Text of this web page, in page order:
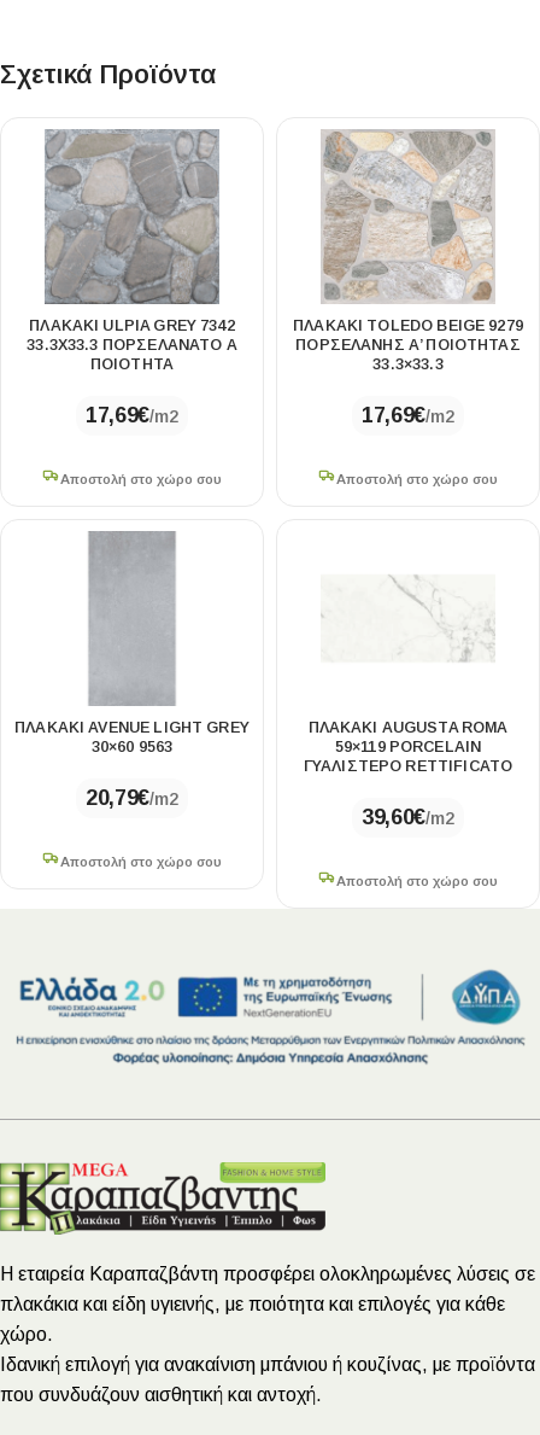
Σχετικά Προϊόντα
ΠΛΑΚΑΚΙ ULPIA GREY 7342
33.3X33.3 ΠΟΡΣΕΛΑΝΑΤΟ Α
ΠΟΙΟΤΗΤΑ
17,69€/m2
Αποστολή στο χώρο σου
ΠΛΑΚΑΚΙ TOLEDO BEIGE 9279
ΠΟΡΣΕΛΑΝΗΣ Α’ ΠΟΙΟΤΗΤΑΣ
33.3×33.3
17,69€/m2
Αποστολή στο χώρο σου
ΠΛΑΚΑΚΙ AVENUE LIGHT GREY
30×60 9563
20,79€/m2
Αποστολή στο χώρο σου
ΠΛΑΚΆΚΙ AUGUSTA ROMA
59×119 PORCELAIN
ΓΥΑΛΙΣΤΕΡΌ RETTIFICATO
39,60€/m2
Αποστολή στο χώρο σου
Η εταιρεία Καραπαζβάντη προσφέρει ολοκληρωμένες λύσεις σε
πλακάκια και είδη υγιεινής, με ποιότητα και επιλογές για κάθε
χώρο.
Ιδανική επιλογή για ανακαίνιση μπάνιου ή κουζίνας, με προϊόντα
που συνδυάζουν αισθητική και αντοχή.